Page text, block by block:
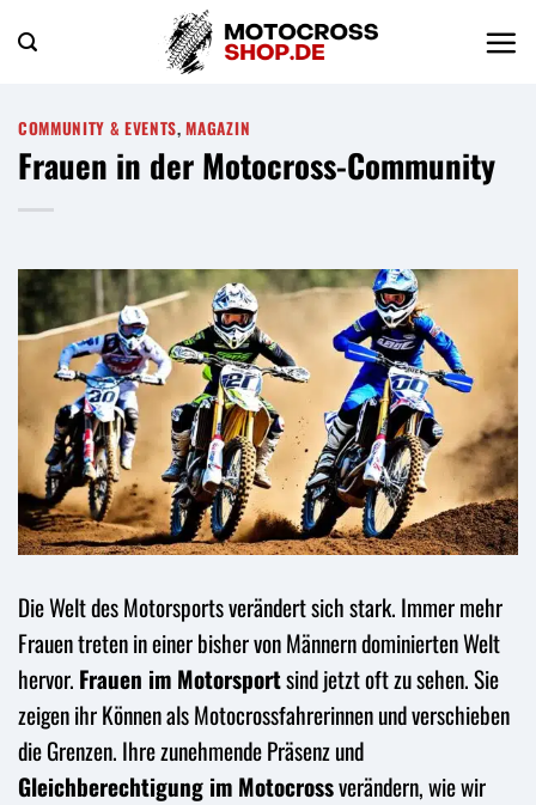
Inhalt
COMMUNITY & EVENTS,MAGAZIN
Frauen in der Motocross-Community
Die Welt des Motorsports verändert sich stark. Immer mehr
Frauen treten in einer bisher von Männern dominierten Welt
hervor. Frauen im Motorsportsind jetzt oft zu sehen. Sie
zeigen ihr Können als Motocrossfahrerinnen und verschieben
die Grenzen. Ihre zunehmende Präsenz und
Gleichberechtigung im Motocrossverändern, wie wir